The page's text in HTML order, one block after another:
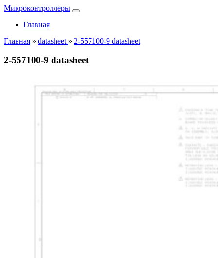
Микроконтроллеры
Главная
Главная » datasheet » 2-557100-9 datasheet
2-557100-9 datasheet